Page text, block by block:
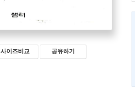
사이즈비교 공유하기